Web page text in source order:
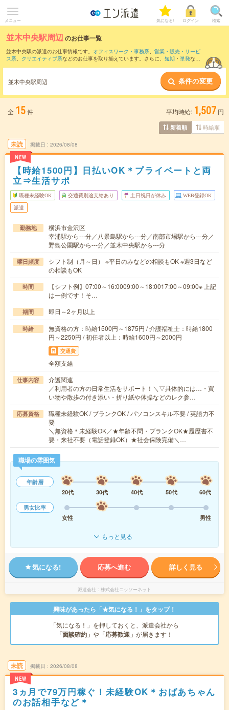
メニュー 気になる! ログイン 検索
並木中央駅周辺のお仕事一覧
並木中央駅の派遣のお仕事情報です。 オフィスワーク・事務系、 営業・販売・サービ
ス系、 クリエイティブ系などのお仕事を取り揃えています。さらに、 短期 ・ 単発など
また、横浜駅・みなとみらい駅
など近隣駅のお仕事も
ご確認いただけます。
並木中央駅周辺 条件の変更
全 15件 平均時給: 1,507 円
新着順 時給順
未読
NEW
掲載日 2026/08/08
【時給1500円】日払いOK＊プライベートと両
立⇒生活サポ
職種未経験OK 交通費別途支給あり 土日祝日が休み WEB登録OK
派遣
勤務地
横浜市金沢区
幸浦駅から---分／八景島駅から---分／南部市場駅から---分／
野島公園駅から---分／並木中央駅から---分
曜日頻度
シフト制（月～日） ※平日のみなどの相談もOK ※週3日など
の相談もOK
時間
【シフト例】07:00～16:0009:00～18:0017:00～09:00※ 上記
は一例です！そ…
期間 即日～2ヶ月以上
時給
無資格の方：時給1500円～1875円 / 介護福祉士：時給1800
円～2250円 / 初任者以上：時給1600円～2000円
交通費
全額支給
仕事内容
介護関連
／利用者の方の日常生活をサポート！＼▽具体的には…・買
い物や散歩の付き添い・折り紙や体操などのレク参…
応募資格
職種未経験OK / ブランクOK / パソコンスキル不要 / 英語力不
要
＼無資格＊未経験OK／★年齢不問・ブランクOK★履歴書不
要・来社不要（電話登録OK）★社会保険完備＼…
職場の雰囲気
年齢層
20代
30代 40代 50代
60代
男女比率
女性
男性
もっと見る
気になる! 応募へ進む 詳しく見る
派遣会社 株式会社ニッソーネット
興味があったら「★気になる！」をタップ！
「気になる！」を押しておくと、派遣会社から
「面談確約」 や 「応募歓迎」 が届きます！
未読
NEW
掲載日 2026/08/08
3ヵ月で79万円稼ぐ！未経験OK＊おばあちゃん
のお話相手など＊